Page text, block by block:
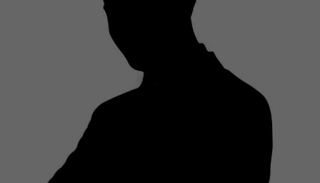
Mon - Fri 8:00am - 5:00pm
Get in touch
376-293 City Road, Suite 600
San Francisco, CA 94102
Have any questions?
+44 1234 567 890